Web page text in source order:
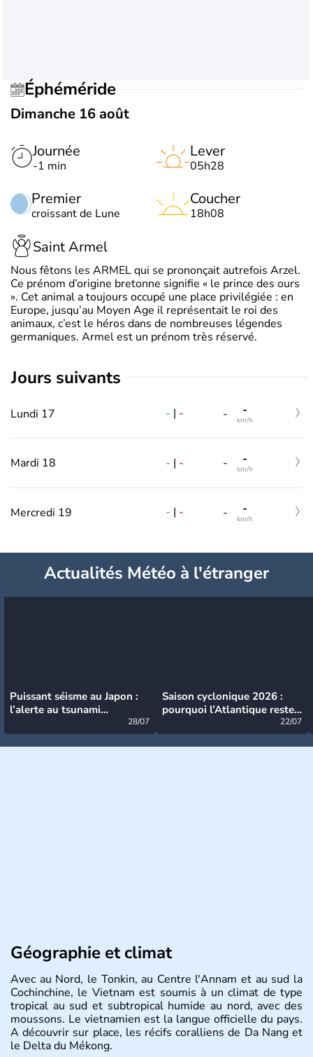
Éphéméride
Dimanche 16 août
Journée
-1 min
Premier
croissant de Lune
Lever
05h28
Coucher
18h08
Saint Armel
Nous fêtons les ARMEL qui se prononçait autrefois Arzel.
Ce prénom d’origine bretonne signifie « le prince des ours
». Cet animal a toujours occupé une place privilégiée : en
Europe, jusqu’au Moyen Age il représentait le roi des
animaux, c’est le héros dans de nombreuses légendes
germaniques. Armel est un prénom très réservé.
jours suivants
Lundi 17 - | - - -
km/h
Mardi 18 - | - - -
km/h
Mercredi 19 - | - - -
km/h
Actualités Météo à l'étranger
Puissant séisme au Japon :
l’alerte au tsunami
28/07
Saison cyclonique 2026 :
pourquoi l’Atlantique reste
22/07
Géographie et climat
Avec au Nord, le Tonkin, au Centre l'Annam et au sud la
Cochinchine, le Vietnam est soumis à un climat de type
tropical au sud et subtropical humide au nord, avec des
moussons. Le vietnamien est la langue officielle du pays.
A découvrir sur place, les récifs coralliens de Da Nang et
le Delta du Mékong.